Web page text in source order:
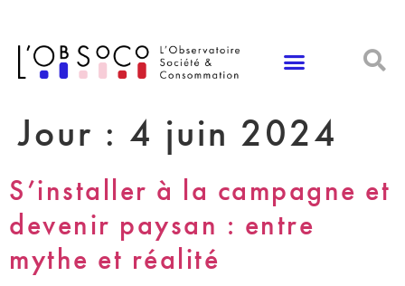
Jour : 4 juin 2024
S’installer à la campagne et
devenir paysan : entre
mythe et réalité